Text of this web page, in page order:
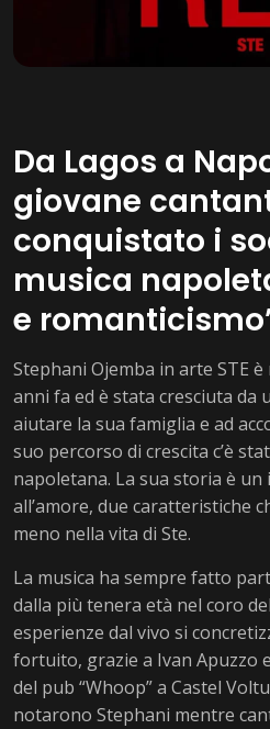
Da Lagos a
giovane
conquistato i
musica
e
Stephani Ojemba in arte STE
anni fa ed è stata cresciuta da
aiutare la sua famiglia e ad
suo percorso di crescita c’è
napoletana. La sua storia è un
all’amore, due caratteristiche
meno nella vita di Ste.
La musica ha sempre fatto
dalla più tenera età nel coro
esperienze dal vivo si
fortuito, grazie a Ivan Apuzzo
del pub “Whoop” a Castel
notarono Stephani mentre